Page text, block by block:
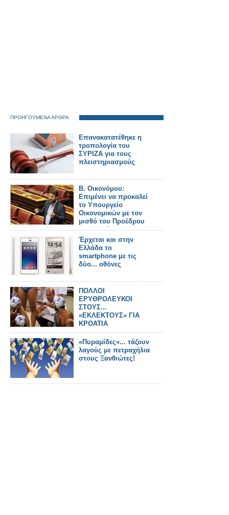
ΠΡΟΗΓΟΥΜΕΝΑ ΑΡΘΡΑ
Επανακατατέθηκε η
τροπολογία του
ΣΥΡΙΖΑ για τους
πλειστηριασμούς
Β. Οικονόμου:
Επιμένει να προκαλεί
το Υπουργείο
Οικονομικών με τον
μισθό του Προέδρου
του Ταμείου
Χρηματοπιστωτικής
Σταθερότητας
Έρχεται και στην
Ελλάδα το
smartphone με τις
δύο... οθόνες
ΠΟΛΛΟΙ
ΕΡΥΘΡΟΛΕΥΚΟΙ
ΣΤΟΥΣ...
«ΕΚΛΕΚΤΟΥΣ» ΓΙΑ
ΚΡΟΑΤΙΑ
«Πυραμίδες»... τάζουν
λαγούς με πετραχήλια
στους Ξανθιώτες!